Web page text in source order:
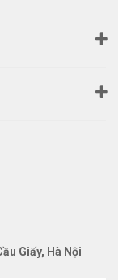
Giấy, Hà Nội